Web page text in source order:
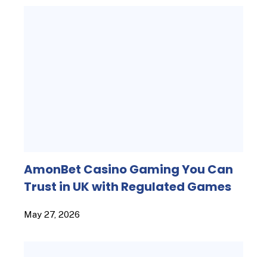
AmonBet Casino Gaming You Can
Trust in UK with Regulated Games
May 27, 2026